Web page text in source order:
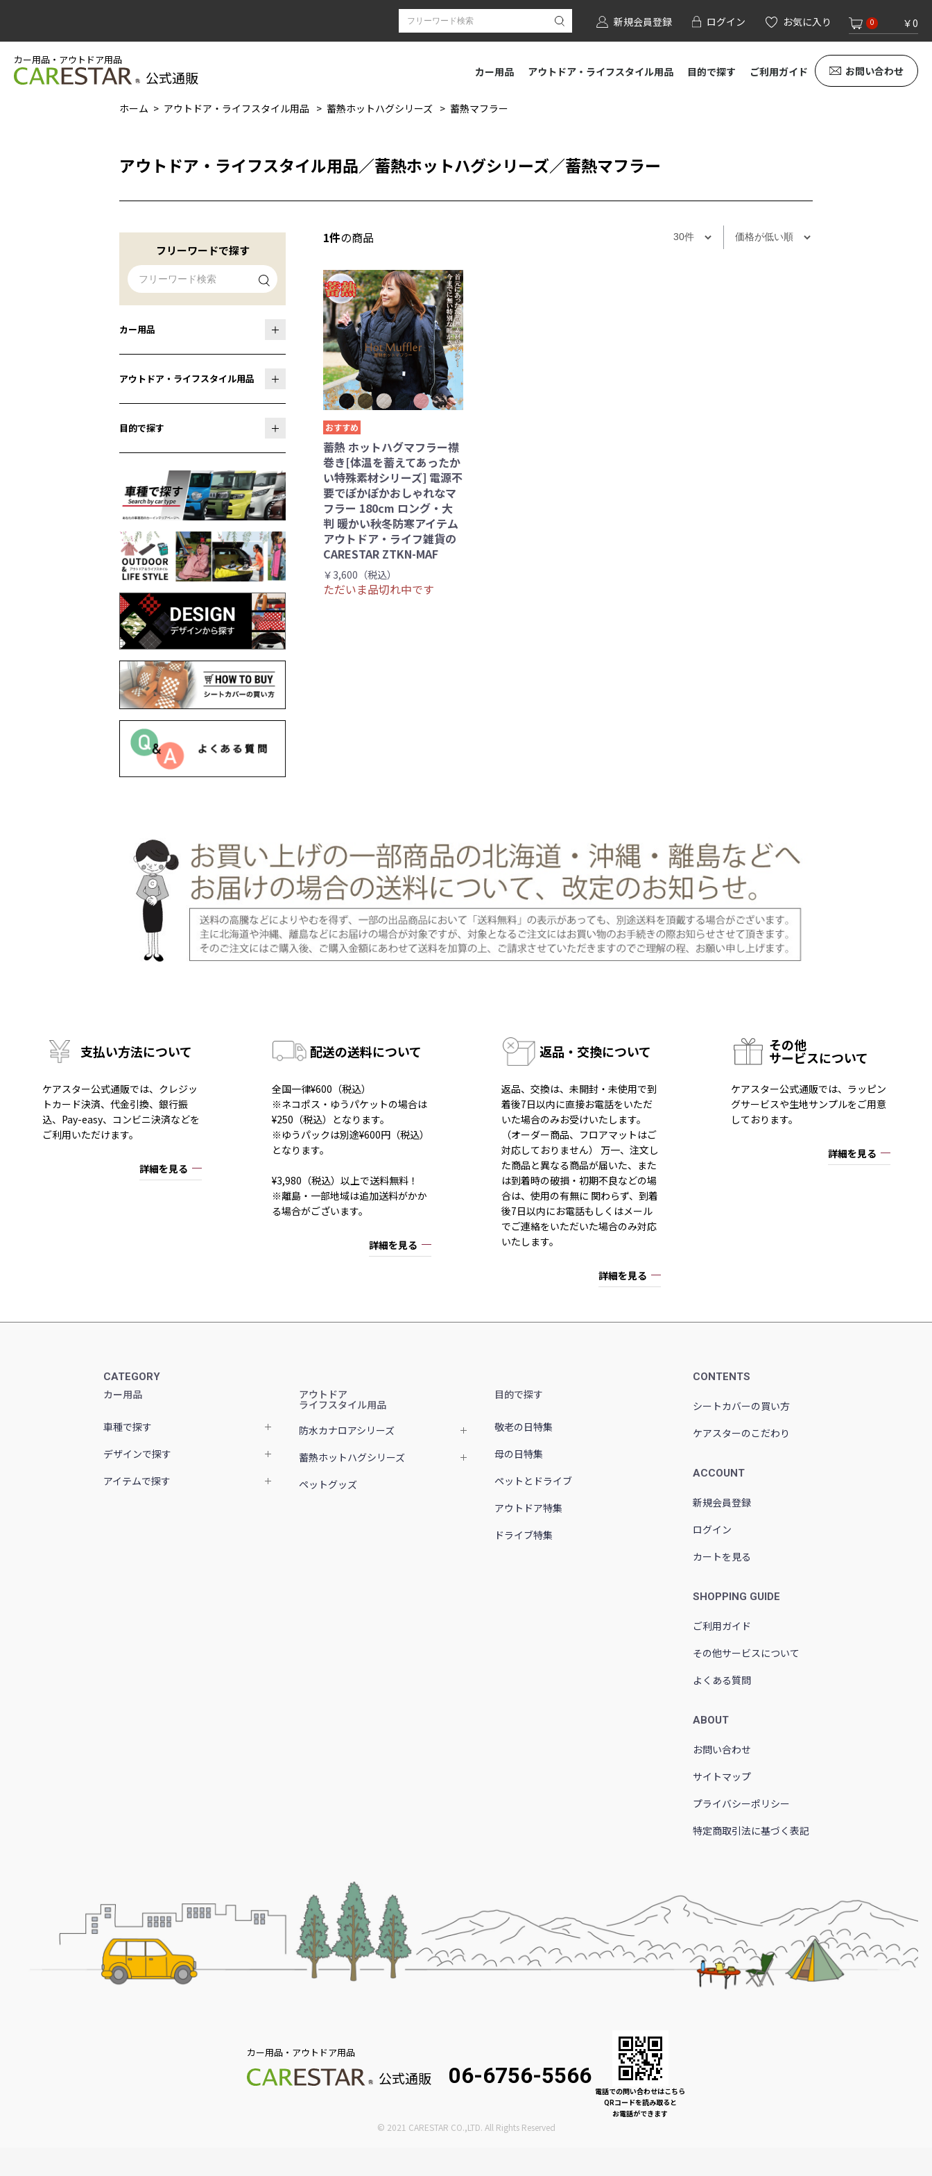
新規会員登録 ログイン お気に入り 0 ￥0
カー用品・アウトドア用品
公式通販 カー用品 アウトドア・ライフスタイル用品 目的で探す ご利用ガイド お問い合わせ
ホーム アウトドア・ライフスタイル用品 蓄熱ホットハグシリーズ 蓄熱マフラー
アウトドア・ライフスタイル用品／蓄熱ホットハグシリーズ／蓄熱マフラー
フリーワードで探す
カー用品
アウトドア・ライフスタイル用品
目的で探す
1件の商品
おすすめ
蓄熱 ホットハグマフラー襟
巻き[体温を蓄えてあったか
い特殊素材シリーズ] 電源不
要でぽかぽかおしゃれなマ
フラー 180cm ロング・大
判 暖かい秋冬防寒アイテム
アウトドア・ライフ雑貨の
CARESTAR ZTKN-MAF
￥3,600（税込）
ただいま品切れ中です
支払い方法について
ケアスター公式通販では、クレジッ
トカード決済、代金引換、銀行振
込、Pay-easy、コンビニ決済などを
ご利用いただけます。
詳細を見る
配送の送料について
全国一律¥600（税込）
※ネコポス・ゆうパケットの場合は
¥250（税込）となります。
※ゆうパックは別途¥600円（税込）
となります。
¥3,980（税込）以上で送料無料！
※離島・一部地域は追加送料がかか
る場合がございます。
詳細を見る
返品・交換について
返品、交換は、未開封・未使用で到
着後7日以内に直接お電話をいただ
いた場合のみお受けいたします。
（オーダー商品、フロアマットはご
対応しておりません） 万一、注文し
た商品と異なる商品が届いた、また
は到着時の破損・初期不良などの場
合は、使用の有無に 関わらず、到着
後7日以内にお電話もしくはメール
でご連絡をいただいた場合のみ対応
いたします。
詳細を見る
その他
サービスについて
ケアスター公式通販では、ラッピン
グサービスや生地サンプルをご用意
しております。
詳細を見る
CATEGORY
カー用品
車種で探す
デザインで探す
アイテムで探す
アウトドア
ライフスタイル用品
防水カナロアシリーズ
蓄熱ホットハグシリーズ
ペットグッズ
目的で探す
敬老の日特集
母の日特集
ペットとドライブ
アウトドア特集
ドライブ特集
CONTENTS
シートカバーの買い方
ケアスターのこだわり
ACCOUNT
新規会員登録
ログイン
カートを見る
SHOPPING GUIDE
ご利用ガイド
その他サービスについて
よくある質問
ABOUT
お問い合わせ
サイトマップ
プライバシーポリシー
特定商取引法に基づく表記
カー用品・アウトドア用品
公式通販 06-6756-5566
電話での問い合わせはこちら
QRコードを読み取ると
お電話ができます
© 2021 CARESTAR CO.,LTD. All Rights Reserved